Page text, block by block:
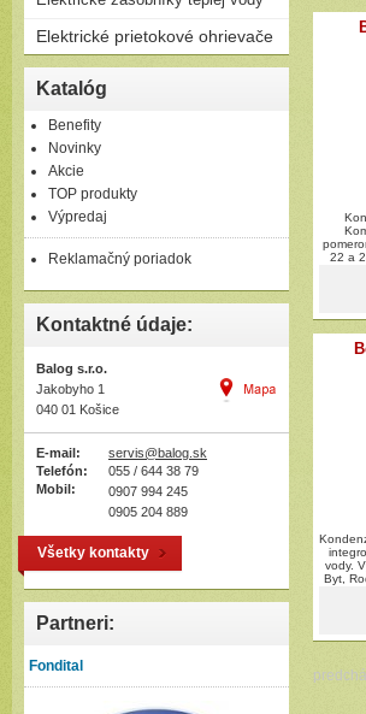
Závesné
Ležaté
Elektrické prietokové ohrievače
Elektrické prietokové
ohrievače
Katalóg
Benefity
Novinky
Akcie
TOP produkty
Výpredaj
Reklamačný poriadok
Kontaktné údaje:
Balog s.r.o.
Jakobyho 1
040 01 Košice
E-mail:
servis@balog.sk
Telefón:
055 / 644 38 79
Mobil:
0907 994 245
0905 204 889
Všetky kontakty
Partneri:
Fondital
22 a
vody.
Byt,